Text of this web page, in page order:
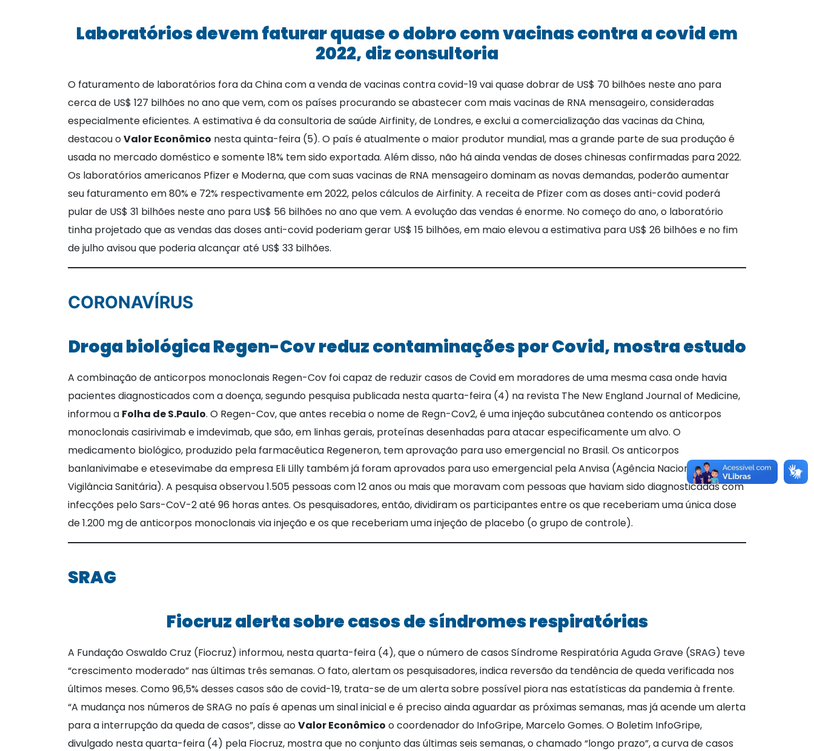
Laboratórios devem faturar quase o dobro com vacinas contra a covid em
2022, diz consultoria
O faturamento de laboratórios fora da China com a venda de vacinas contra covid-19 vai quase dobrar de US$ 70 bilhões neste ano para
cerca de US$ 127 bilhões no ano que vem, com os países procurando se abastecer com mais vacinas de RNA mensageiro, consideradas
especialmente eficientes. A estimativa é da consultoria de saúde Airfinity, de Londres, e exclui a comercialização das vacinas da China,
destacou oValor Econômico nesta quinta-feira (5). O país é atualmente o maior produtor mundial, mas a grande parte de sua produção é
usada no mercado doméstico e somente 18% tem sido exportada. Além disso, não há ainda vendas de doses chinesas confirmadas para 2022.
Os laboratórios americanos Pfizer e Moderna, que com suas vacinas de RNA mensageiro dominam as novas demandas, poderão aumentar
seu faturamento em 80% e 72% respectivamente em 2022, pelos cálculos de Airfinity. A receita de Pfizer com as doses anti-covid poderá
pular de US$ 31 bilhões neste ano para US$ 56 bilhões no ano que vem. A evolução das vendas é enorme. No começo do ano, o laboratório
tinha projetado que as vendas das doses anti-covid poderiam gerar US$ 15 bilhões, em maio elevou a estimativa para US$ 26 bilhões e no fim
de julho avisou que poderia alcançar até US$ 33 bilhões.
CORONAVÍRUS
Droga biológica Regen-Cov reduz contaminações por Covid, mostra estudo
A combinação de anticorpos monoclonais Regen-Cov foi capaz de reduzir casos de Covid em moradores de uma mesma casa onde havia
pacientes diagnosticados com a doença, segundo pesquisa publicada nesta quarta-feira (4) na revista The New England Journal of Medicine,
informou a Folha de S.Paulo. O Regen-Cov, que antes recebia o nome de Regn-Cov2, é uma injeção subcutânea contendo os anticorpos
monoclonais casirivimab e imdevimab, que são, em linhas gerais, proteínas desenhadas para atacar especificamente um alvo. O
medicamento biológico, produzido pela farmacêutica Regeneron, tem aprovação para uso emergencial no Brasil. Os anticorpos
banlanivimabe e etesevimabe da empresa Eli Lilly também já foram aprovados para uso emergencial pela Anvisa (Agência Nacional de
Vigilância Sanitária). A pesquisa observou 1.505 pessoas com 12 anos ou mais que moravam com pessoas que haviam sido diagnosticadas com
infecções pelo Sars-CoV-2 até 96 horas antes. Os pesquisadores, então, dividiram os participantes entre os que receberiam uma única dose
de 1.200 mg de anticorpos monoclonais via injeção e os que receberiam uma injeção de placebo (o grupo de controle).
SRAG
Fiocruz alerta sobre casos de síndromes respiratórias
A Fundação Oswaldo Cruz (Fiocruz) informou, nesta quarta-feira (4), que o número de casos Síndrome Respiratória Aguda Grave (SRAG) teve
“crescimento moderado” nas últimas três semanas. O fato, alertam os pesquisadores, indica reversão da tendência de queda verificada nos
últimos meses. Como 96,5% desses casos são de covid-19, trata-se de um alerta sobre possível piora nas estatísticas da pandemia à frente.
“A mudança nos números de SRAG no país é apenas um sinal inicial e é preciso ainda aguardar as próximas semanas, mas já acende um alerta
para a interrupção da queda de casos”, disse aoValor Econômico o coordenador do InfoGripe, Marcelo Gomes. O Boletim InfoGripe,
divulgado nesta quarta-feira (4) pela Fiocruz, mostra que no conjunto das últimas seis semanas, o chamado “longo prazo”, a curva de casos